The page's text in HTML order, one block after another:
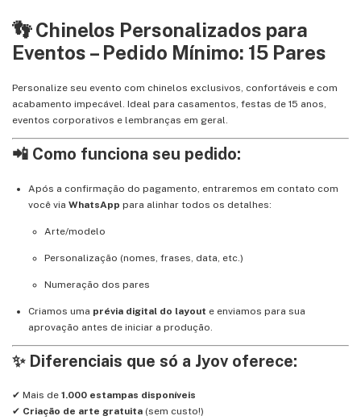
👣 Chinelos Personalizados para
Eventos – Pedido Mínimo: 15 Pares
Personalize seu evento com chinelos exclusivos, confortáveis e com
acabamento impecável. Ideal para casamentos, festas de 15 anos,
eventos corporativos e lembranças em geral.
📲 Como funciona seu pedido:
Após a confirmação do pagamento, entraremos em contato com
você via WhatsApp para alinhar todos os detalhes:
Arte/modelo
Personalização (nomes, frases, data, etc.)
Numeração dos pares
Criamos uma prévia digital do layout e enviamos para sua
aprovação antes de iniciar a produção.
✨ Diferenciais que só a Jyov oferece:
✔ Mais de 1.000 estampas disponíveis
✔ Criação de arte gratuita (sem custo!)